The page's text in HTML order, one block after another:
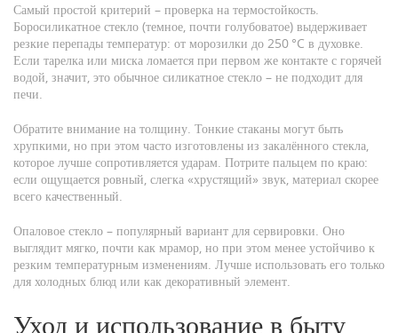
Самый простой критерий – проверка на термостойкость.
Боросиликатное стекло (темное, почти голубоватое) выдерживает
резкие перепады температур: от морозилки до 250 °C в духовке.
Если тарелка или миска ломается при первом же контакте с горячей
водой, значит, это обычное силикатное стекло – не подходит для
печи.
Обратите внимание на толщину. Тонкие стаканы могут быть
хрупкими, но при этом часто изготовлены из закалённого стекла,
которое лучше сопротивляется ударам. Потрите пальцем по краю:
если ощущается ровный, слегка «хрустящий» звук, материал скорее
всего качественный.
Опаловое стекло – популярный вариант для сервировки. Оно
выглядит мягко, почти как мрамор, но при этом менее устойчиво к
резким температурным изменениям. Лучше использовать его только
для холодных блюд или как декоративный элемент.
Уход и использование в быту